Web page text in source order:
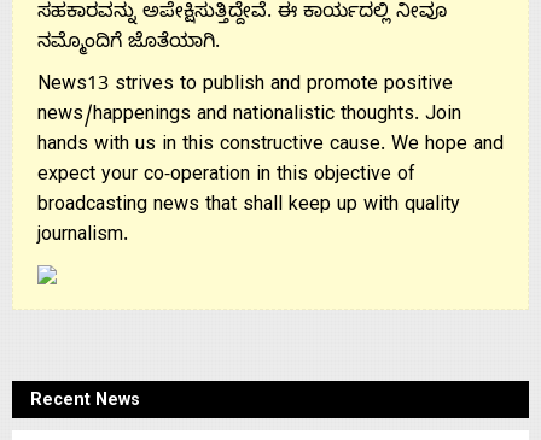
ಸಹಕಾರವನ್ನು ಅಪೇಕ್ಷಿಸುತ್ತಿದ್ದೇವೆ. ಈ ಕಾರ್ಯದಲ್ಲಿ ನೀವೂ
ನಮ್ಮೊಂದಿಗೆ ಜೊತೆಯಾಗಿ.
News13 strives to publish and promote positive
news/happenings and nationalistic thoughts. Join
hands with us in this constructive cause. We hope and
expect your co-operation in this objective of
broadcasting news that shall keep up with quality
journalism.
Recent News